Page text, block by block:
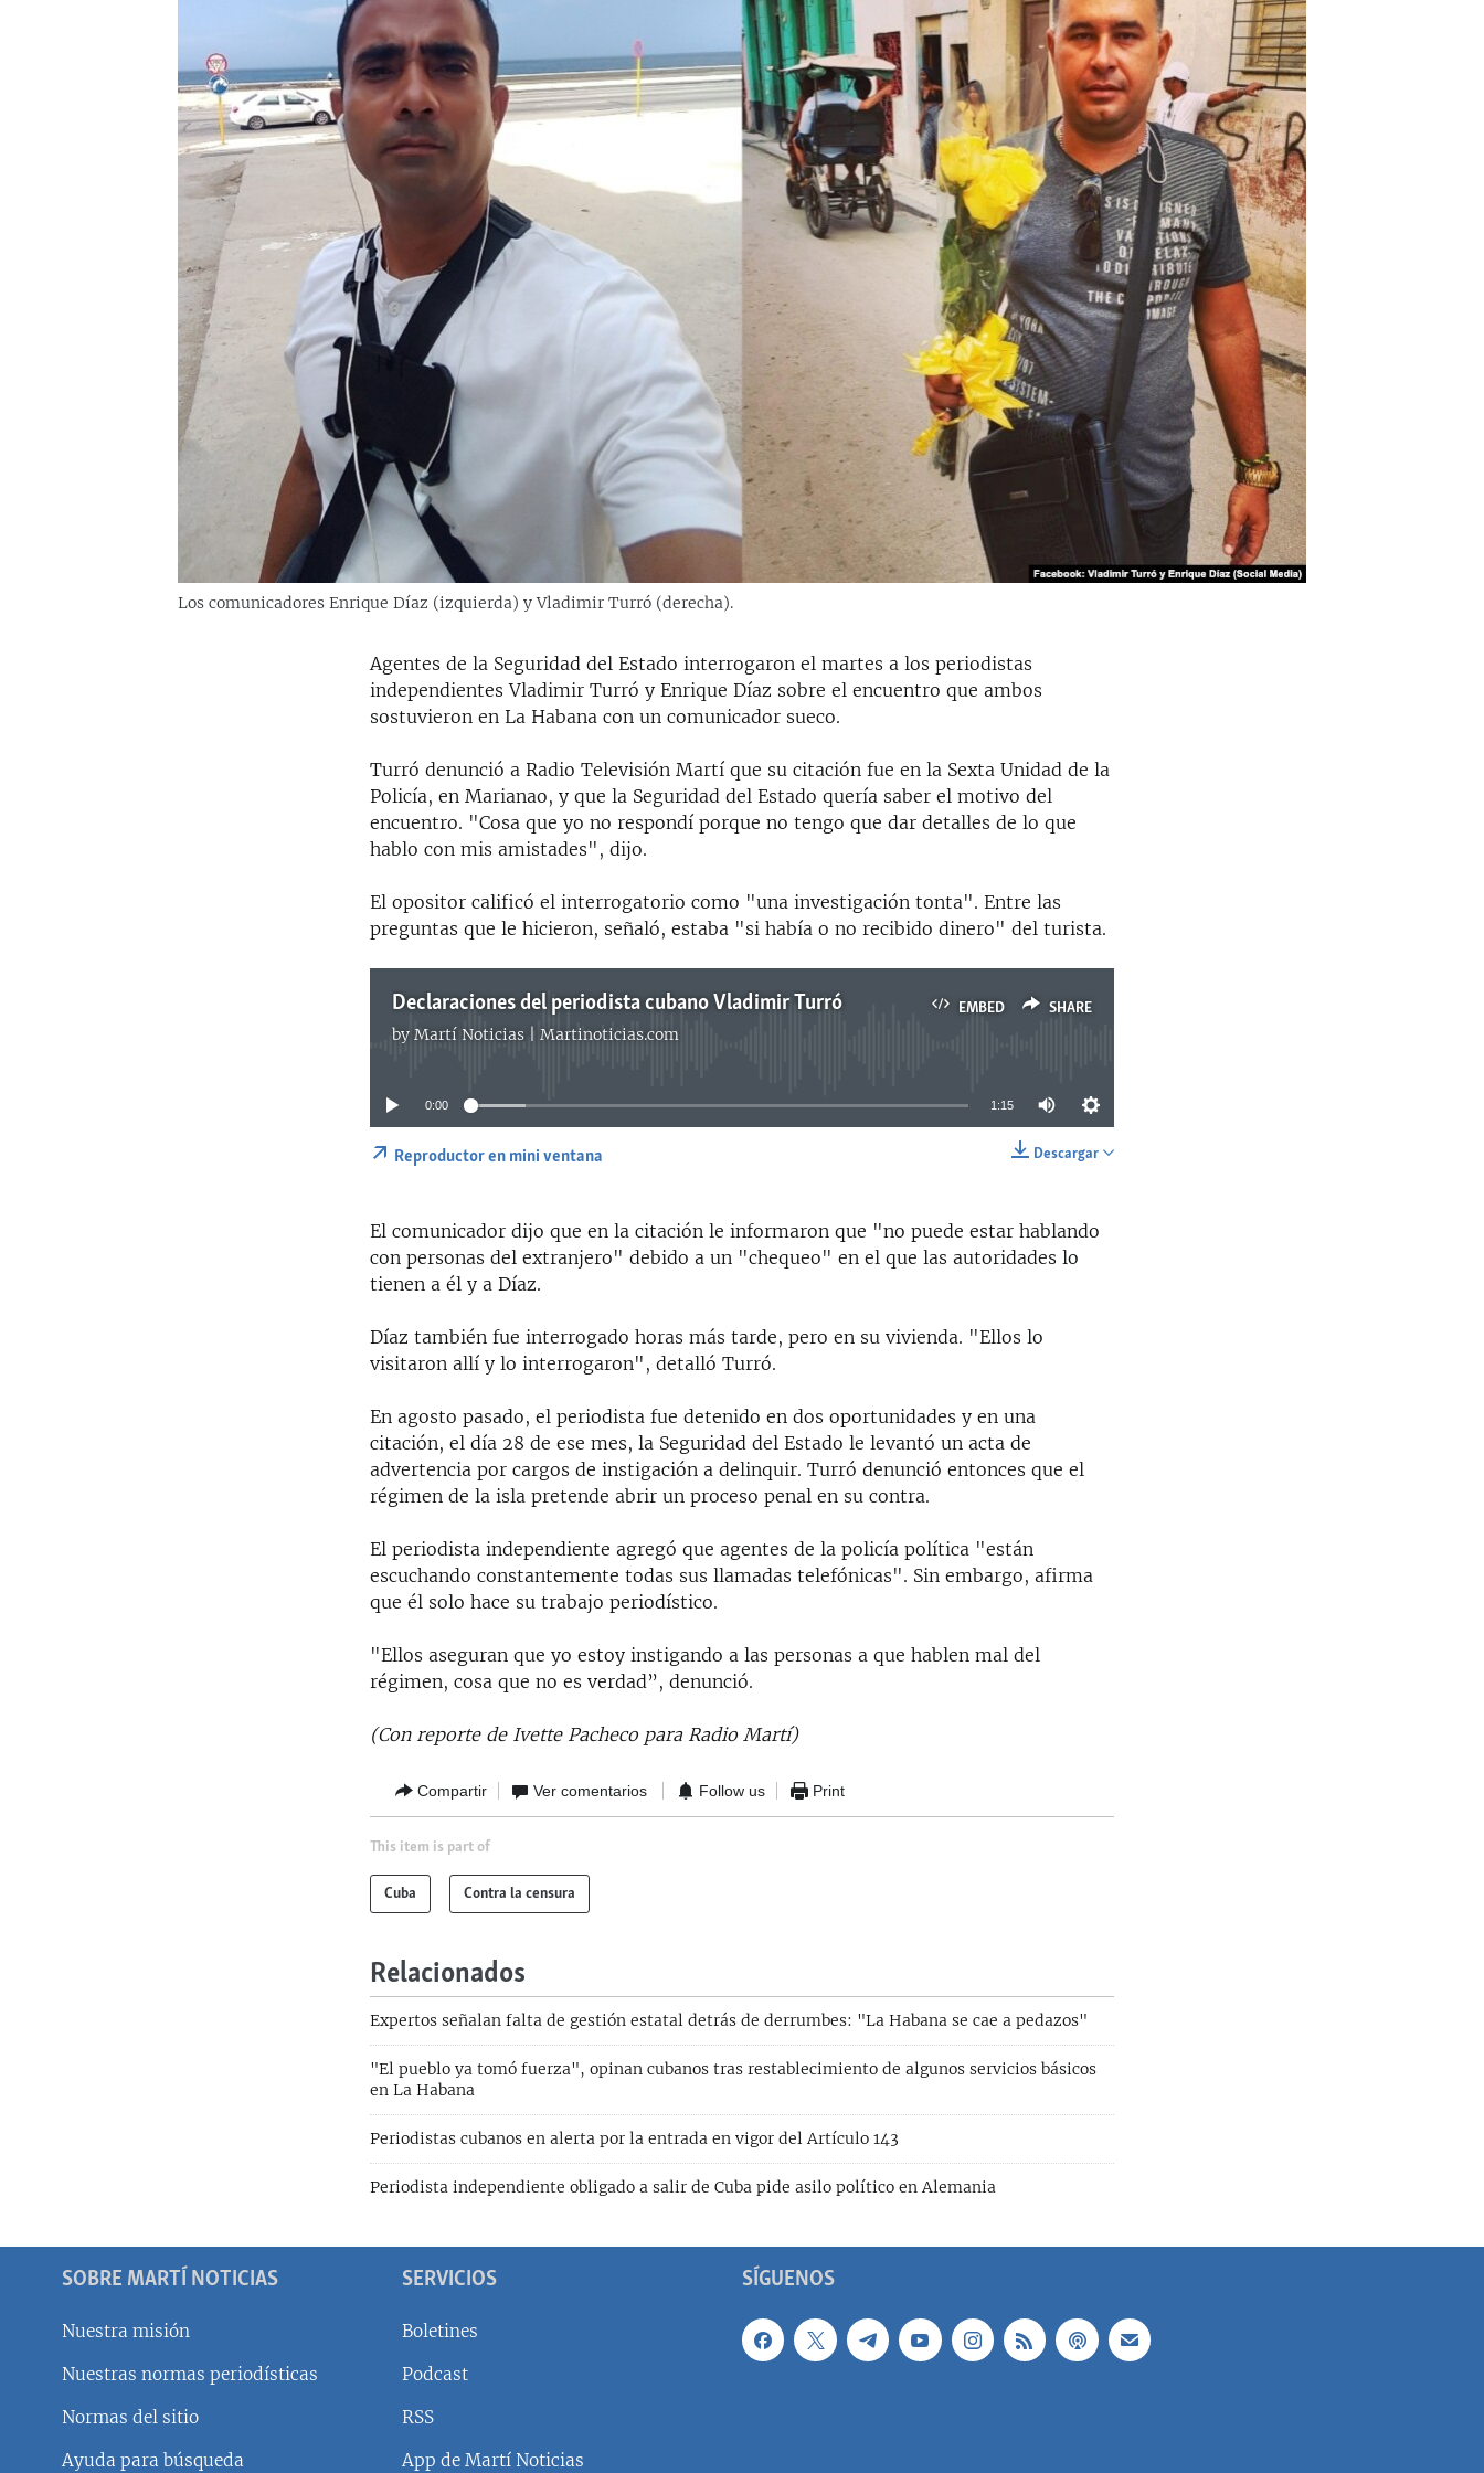
LA REALIDAD DE LA VIVIENDA EN
LOS SANTOS DE HIALEAH
DESINFORMACIÓN RUSA EN
LA INVASIÓN DE RUSIA A UCRANIA
Los comunicadores Enrique Díaz (izquierda) y Vladimir Turró (derecha).
Agentes de la Seguridad del Estado interrogaron el martes a los periodistas
independientes Vladimir Turró y Enrique Díaz sobre el encuentro que ambos
sostuvieron en La Habana con un comunicador sueco.
Turró denunció a Radio Televisión Martí que su citación fue en la Sexta Unidad de la
Policía, en Marianao, y que la Seguridad del Estado quería saber el motivo del
encuentro. "Cosa que yo no respondí porque no tengo que dar detalles de lo que
hablo con mis amistades", dijo.
El opositor calificó el interrogatorio como "una investigación tonta". Entre las
preguntas que le hicieron, señaló, estaba "si había o no recibido dinero" del turista.
EMBED SHARE
Declaraciones del periodista cubano Vladimir Turró
byMartí Noticias | Martinoticias.com
No media source currently available
0:00 1:15
Descargar
Reproductor en mini ventana
El comunicador dijo que en la citación le informaron que "no puede estar hablando
con personas del extranjero" debido a un "chequeo" en el que las autoridades lo
tienen a él y a Díaz.
Díaz también fue interrogado horas más tarde, pero en su vivienda. "Ellos lo
visitaron allí y lo interrogaron", detalló Turró.
En agosto pasado, el periodista fue detenido en dos oportunidades y en una
citación, el día 28 de ese mes, la Seguridad del Estado le levantó un acta de
advertencia por cargos de instigación a delinquir. Turró denunció entonces que el
régimen de la isla pretende abrir un proceso penal en su contra.
El periodista independiente agregó que agentes de la policía política "están
escuchando constantemente todas sus llamadas telefónicas". Sin embargo, afirma
que él solo hace su trabajo periodístico.
"Ellos aseguran que yo estoy instigando a las personas a que hablen mal del
régimen, cosa que no es verdad”, denunció.
(Con reporte de Ivette Pacheco para Radio Martí)
Compartir Ver comentarios Follow us Print
This item is part of
Cuba Contra la censura
Relacionados
Expertos señalan falta de gestión estatal detrás de derrumbes: "La Habana se cae a pedazos"
"El pueblo ya tomó fuerza", opinan cubanos tras restablecimiento de algunos servicios básicos
en La Habana
Periodistas cubanos en alerta por la entrada en vigor del Artículo 143
Periodista independiente obligado a salir de Cuba pide asilo político en Alemania
SÍGUENOS
SOBRE MARTÍ NOTICIAS
Nuestra misión
Nuestras normas periodísticas
Normas del sitio
Ayuda para búsqueda
SERVICIOS
Boletines
Podcast
RSS
App de Martí Noticias